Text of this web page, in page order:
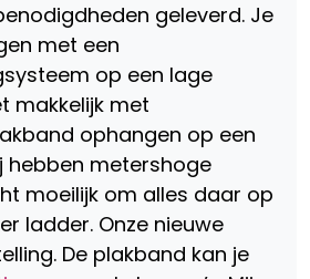
geleverd. Je
met een
op een lage
makkelijk met
ophangen op een
hebben metershoge
moeilijk om alles daar op
ladder. Onze nieuwe
De plakband kan je